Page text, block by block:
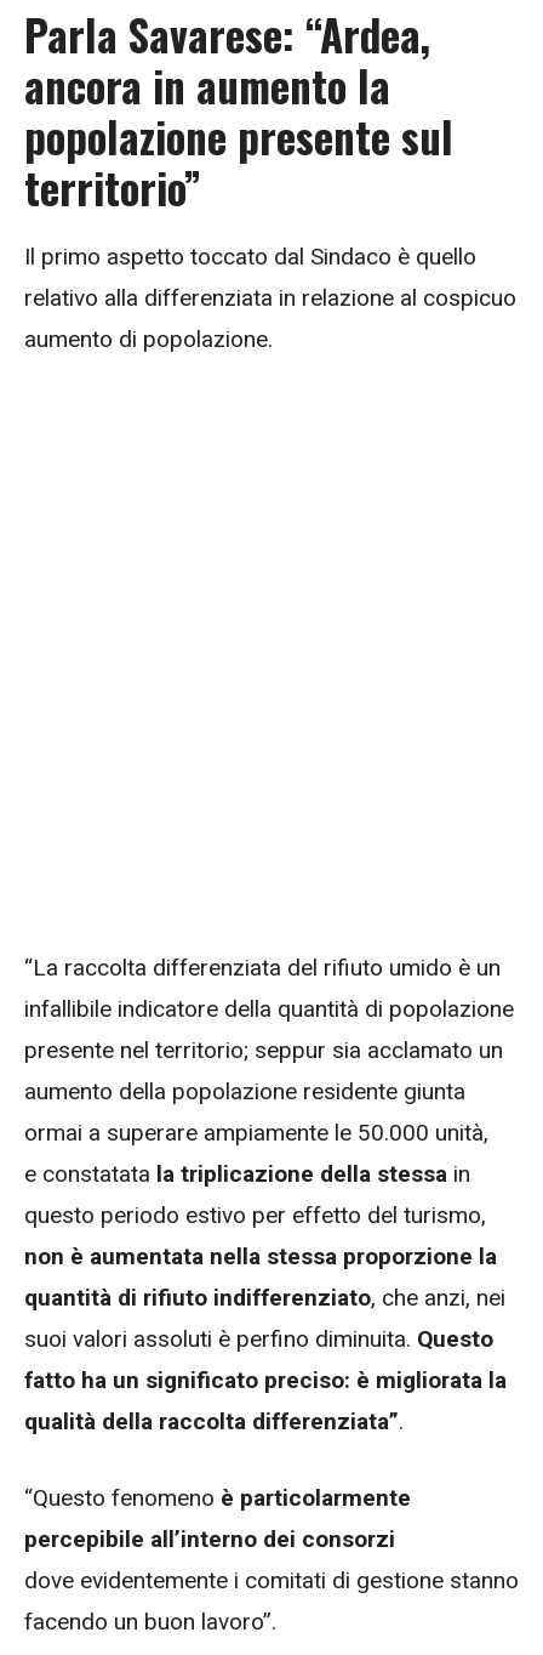
Parla Savarese: “Ardea,
ancora in aumento la
popolazione presente sul
territorio”
Il primo aspetto toccato dal Sindaco è quello
relativo alla differenziata in relazione al cospicuo
aumento di popolazione.
“La raccolta differenziata del rifiuto umido è un
infallibile indicatore della quantità di popolazione
presente nel territorio; seppur sia acclamato un
aumento della popolazione residente giunta
ormai a superare ampiamente le 50.000 unità,
e constatata la triplicazione della stessa in
questo periodo estivo per effetto del turismo,
non è aumentata nella stessa proporzione la
quantità di rifiuto indifferenziato, che anzi, nei
suoi valori assoluti è perfino diminuita. Questo
fatto ha un significato preciso: è migliorata la
qualità della raccolta differenziata”.
“Questo fenomeno è particolarmente
percepibile all’interno dei consorzi
dove evidentemente i comitati di gestione stanno
facendo un buon lavoro”.